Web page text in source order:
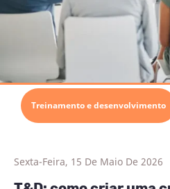
Treinamento e desenvolvimento
Sexta-Feira, 15 De Maio De 2026